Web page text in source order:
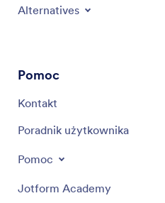
Alternatives
Pomoc
Kontakt
Poradnik użytkownika
Pomoc
Jotform Academy